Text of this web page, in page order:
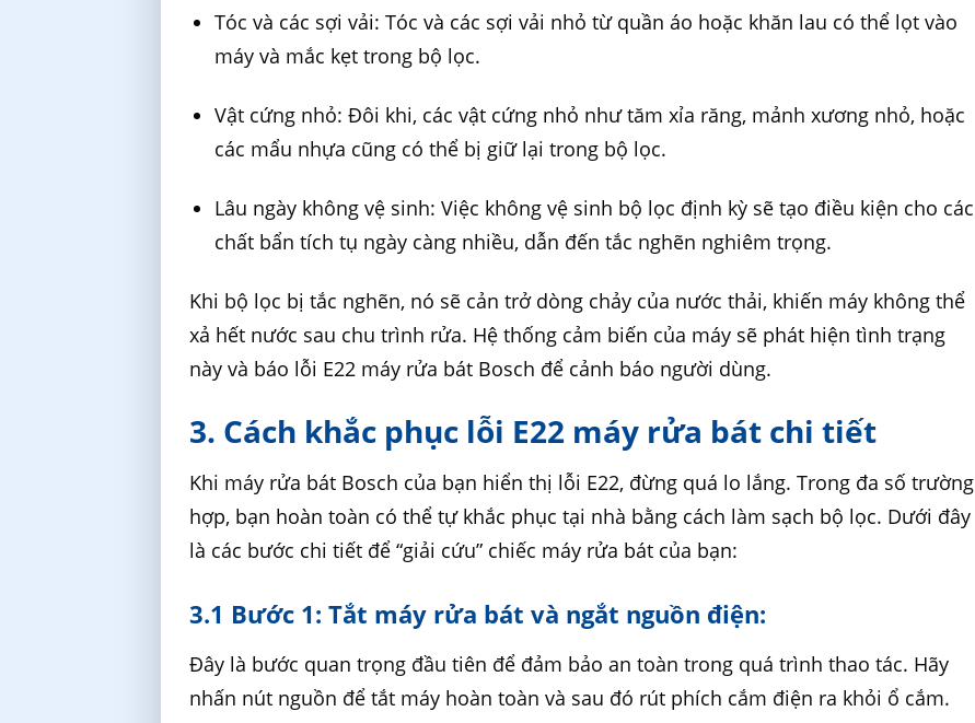
Tóc và các sợi vải: Tóc và các sợi vải nhỏ từ quần áo hoặc khăn lau có thể lọt vào
máy và mắc kẹt trong bộ lọc.
Vật cứng nhỏ: Đôi khi, các vật cứng nhỏ như tăm xỉa răng, mảnh xương nhỏ, hoặc
các mẩu nhựa cũng có thể bị giữ lại trong bộ lọc.
Lâu ngày không vệ sinh: Việc không vệ sinh bộ lọc định kỳ sẽ tạo điều kiện cho các
chất bẩn tích tụ ngày càng nhiều, dẫn đến tắc nghẽn nghiêm trọng.
Khi bộ lọc bị tắc nghẽn, nó sẽ cản trở dòng chảy của nước thải, khiến máy không thể
xả hết nước sau chu trình rửa. Hệ thống cảm biến của máy sẽ phát hiện tình trạng
này và báo lỗi E22 máy rửa bát Bosch để cảnh báo người dùng.
3. Cách khắc phục lỗi E22 máy rửa bát chi tiết
Khi máy rửa bát Bosch của bạn hiển thị lỗi E22, đừng quá lo lắng. Trong đa số trường
hợp, bạn hoàn toàn có thể tự khắc phục tại nhà bằng cách làm sạch bộ lọc. Dưới đây
là các bước chi tiết để “giải cứu” chiếc máy rửa bát của bạn:
3.1 Bước 1: Tắt máy rửa bát và ngắt nguồn điện:
Đây là bước quan trọng đầu tiên để đảm bảo an toàn trong quá trình thao tác. Hãy
nhấn nút nguồn để tắt máy hoàn toàn và sau đó rút phích cắm điện ra khỏi ổ cắm.